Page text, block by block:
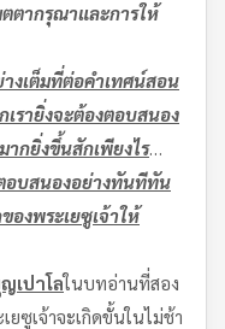
ตากรุณาและการให้
งเต็มที่ต่อคำเทศน์สอน
เรายิ่งจะต้องตอบสนอง
มากยิ่งขึ้นสักเพียงไร…
อบสนองอย่างทันทีทัน
องพระเยซูเจ้าให้
เปาโลในบทอ่านที่สอง
ยซูเจ้าจะเกิดขั้นในไม่ช้า